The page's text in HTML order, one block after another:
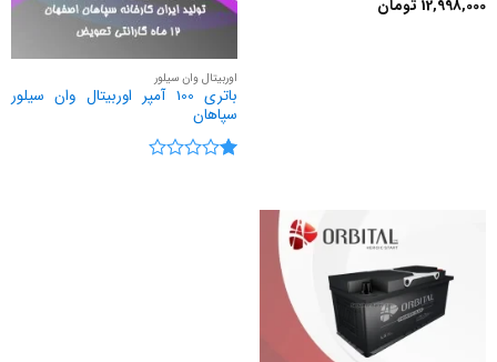
12,998,000 تومان
اوربیتال وان سیلور
باتری 100 آمپر اوربیتال وان سیلور
سپاهان